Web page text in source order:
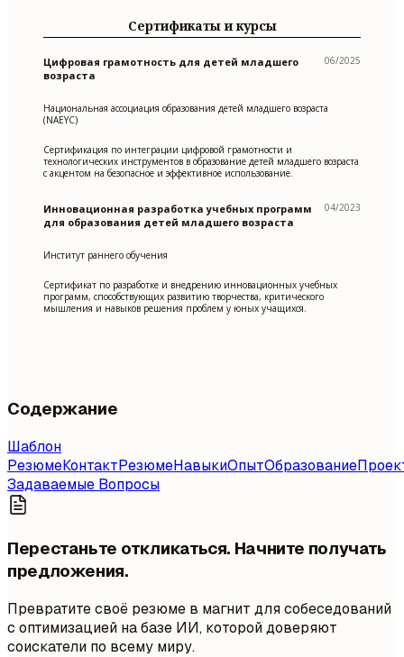
Сертификаты и курсы
Цифровая грамотность для детей младшего
возраста
06/2025
Национальная ассоциация образования детей младшего возраста
(NAEYC)
Сертификация по интеграции цифровой грамотности и
технологических инструментов в образование детей младшего возраста
с акцентом на безопасное и эффективное использование.
Инновационная разработка учебных программ
для образования детей младшего возраста
04/2023
Институт раннего обучения
Сертификат по разработке и внедрению инновационных учебных
программ, способствующих развитию творчества, критического
мышления и навыков решения проблем у юных учащихся.
Содержание
Шаблон
РезюмеКонтактРезюмеНавыкиОпытОбразование
Задаваемые Вопросы
Перестаньте откликаться. Начните получать
предложения.
Превратите своё резюме в магнит для собеседований
с оптимизацией на базе ИИ, которой доверяют
соискатели по всему миру.